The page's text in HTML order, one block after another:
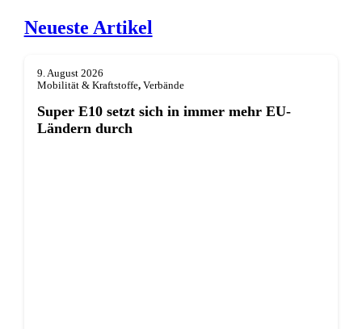
Neueste Artikel
9. August 2026
Mobilität & Kraftstoffe, Verbände
Super E10 setzt sich in immer mehr EU-
Ländern durch